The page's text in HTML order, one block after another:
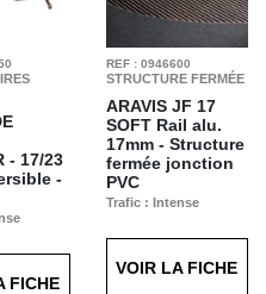
- 17/23
-
FICHE
REF : 0946600
STRUCTURE FERMÉE
ARAVIS JF 17
SOFTRail alu.
17mm - Structure
fermée jonction
PVC
Trafic : Intense
Anthracite T63
VOIR LA FICHE